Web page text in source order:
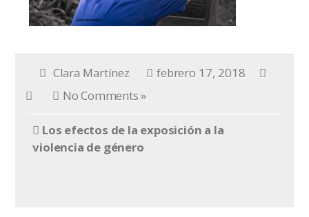
Clara Martínez
febrero 17, 2018
No Comments »
Los efectos de la exposición a la
violencia de género